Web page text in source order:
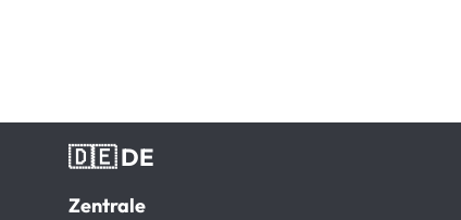
🇩🇪 DE
Zentrale